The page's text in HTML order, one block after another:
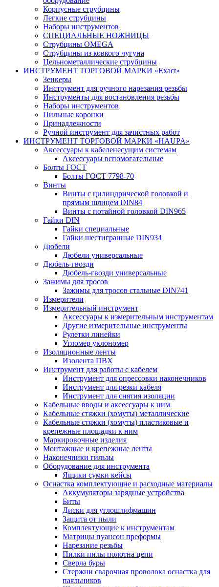
Корпусные струбцины
Легкие струбцины
Наборы инструментов
СПЕЦИАЛЬНЫЕ НОЖНИЦЫ
Струбцины OMEGA
Струбцины из ковкого чугуна
Цельнометаллические струбцины
ИНСТРУМЕНТ ТОРГОВОЙ МАРКИ «Exact»
Зенкеры
Инструмент для ручного нарезания резьбы
Инструменты для востановления резьбы
Наборы инструментов
Пильные коронки
Принадлежности
Ручной инструмент для зачистных работ
ИНСТРУМЕНТ ТОРГОВОЙ МАРКИ «HAUPA»
Аксессуары к кабеленесущим системам
Аксессуары вспомогательные
Болты ГОСТ
Болты ГОСТ 7798-70
Винты
Винты c цилиндрической головкой и
прямым шлицем DIN84
Винты с потайной головкой DIN965
Гайки DIN
Гайки специальные
Гайки шестигранные DIN934
Дюбели
Дюбели универсальные
Дюбель-гвозди
Дюбель-гвозди универсальные
Зажимы для тросов
Зажимы для тросов стальные DIN741
Измерители
Измерительный инструмент
Аксессуары к измерительным инструментам
Другие измерительные инструменты
Рулетки линейки
Угломер уклономер
Изоляционные ленты
Изолента ПВХ
Инструмент для работы с кабелем
Инструмент для опрессовки наконечников
Инструмент для резки кабеля
Инструмент для снятия изоляции
Кабельные вводы и аксессуары к ним
Кабельные стяжки (хомуты) металлические
Кабельные стяжки (хомуты) пластиковые и
крепежные площадки к ним
Маркировочные изделия
Монтажные и крепежные ленты
Наконечники гильзы
Оборудование для инструмента
Ящики сумки кейсы
Оснастка комплектующие и расходные материалы
Аккумуляторы зарядные устройства
Биты
Диски для углошлифмашин
Защита от пыли
Комплектующие к инструментам
Матрицы пуансон преформы
Нарезание резьбы
Пилки пилы полотна цепи
Сверла буры
Стержни сварочная проволока оснастка для
паяльников